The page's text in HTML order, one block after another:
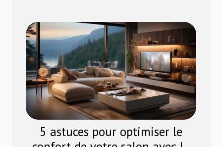
5 astuces pour optimiser le